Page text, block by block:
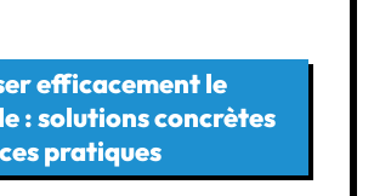
efficacement le
: solutions concrètes
pratiques